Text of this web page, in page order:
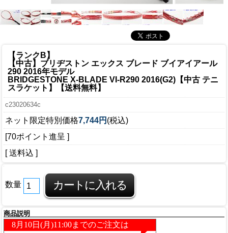
【ランクB】
【中古】ブリヂストン エックス ブレード ブイアイアール
290 2016年モデル
BRIDGESTONE X-BLADE VI-R290 2016(G2)【中古 テニ
スラケット】【送料無料】
c23020634c
ネット限定特別価格7,744円 (税込)
[70ポイント進呈 ]
[ 送料込 ]
数量
商品説明